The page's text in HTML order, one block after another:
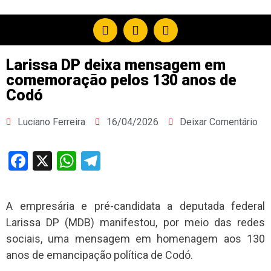
Larissa DP deixa mensagem em
comemoração pelos 130 anos de
Codó
Luciano Ferreira 16/04/2026 Deixar Comentário
Facebook
X WhatsApp
A empresária e pré-candidata a deputada federal
Larissa DP (MDB) manifestou, por meio das redes
sociais, uma mensagem em homenagem aos 130
anos de emancipação política de Codó.